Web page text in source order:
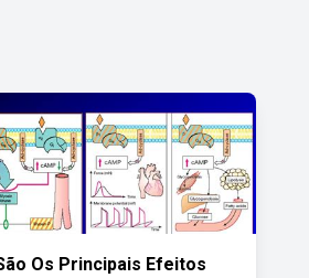
Os Principais Efeitos